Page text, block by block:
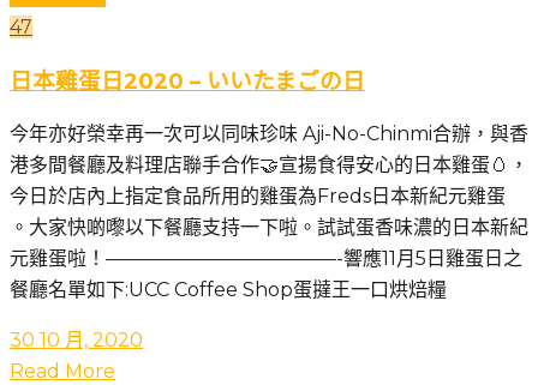
47
日本雞蛋日2020 – いいたまごの日
今年亦好榮幸再一次可以同味珍味 Aji-No-Chinmi合辦，與香
港多間餐廳及料理店聯手合作🤝宣揚食得安心的日本雞蛋🥚，
今日於店內上指定食品所用的雞蛋為Freds日本新紀元雞蛋
。大家快啲嚟以下餐廳支持一下啦。試試蛋香味濃的日本新紀
元雞蛋啦！————————————-響應11月5日雞蛋日之
餐廳名單如下:UCC Coffee Shop蛋撻王一口烘焙糧
30 10 月, 2020
Read More